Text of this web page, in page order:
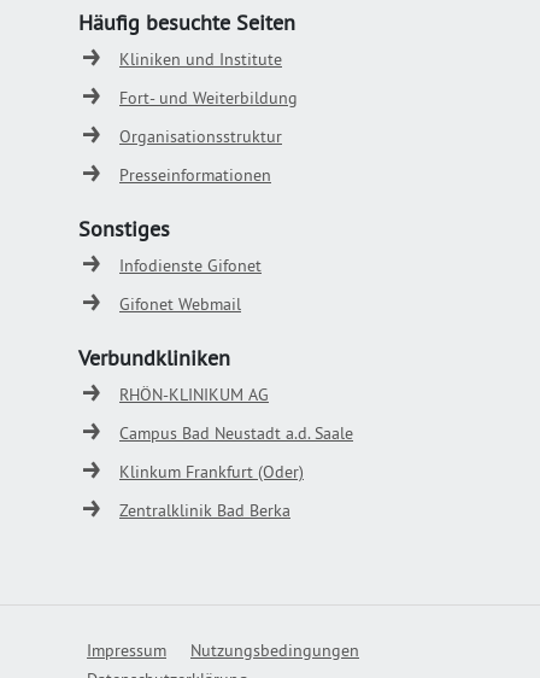
Häufig besuchte Seiten
Kliniken und Institute
Fort- und Weiterbildung
Organisationsstruktur
Presseinformationen
Sonstiges
Infodienste Gifonet
Gifonet Webmail
Verbundkliniken
RHÖN-KLINIKUM AG
Campus Bad Neustadt a.d. Saale
Klinkum Frankfurt (Oder)
Zentralklinik Bad Berka
Impressum
Nutzungsbedingungen